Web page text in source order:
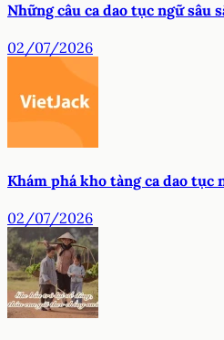
Những câu ca dao tục ngữ sâu
02/07/2026
Khám phá kho tàng ca dao
02/07/2026